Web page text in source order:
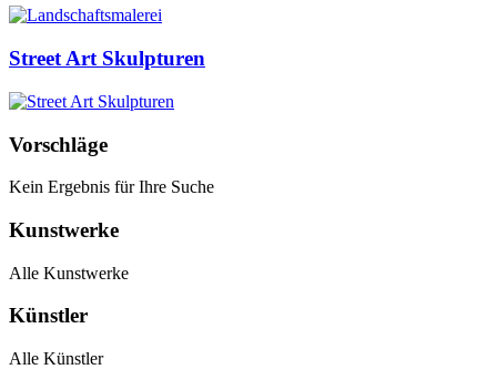
Street Art Skulpturen
Vorschläge
Kein Ergebnis für Ihre Suche
Kunstwerke
Alle Kunstwerke
Künstler
Alle Künstler